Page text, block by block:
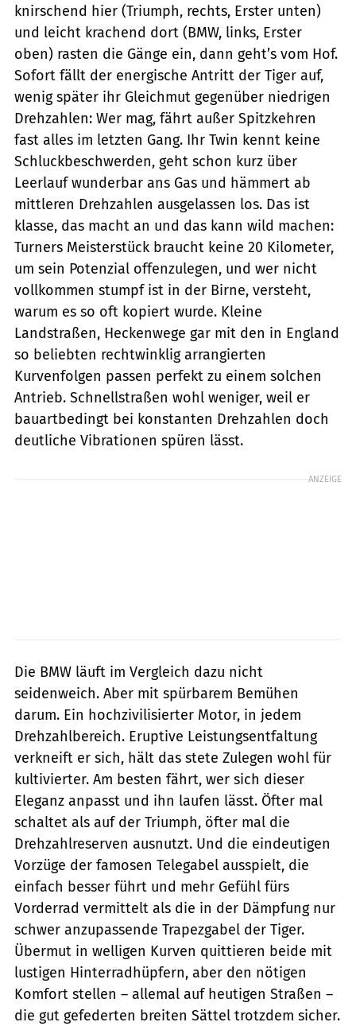
knirschend hier (Triumph, rechts, Erster unten)
und leicht krachend dort (BMW, links, Erster
oben) rasten die Gänge ein, dann geht’s vom Hof.
Sofort fällt der energische Antritt der Tiger auf,
wenig später ihr Gleichmut gegenüber niedrigen
Drehzahlen: Wer mag, fährt außer Spitzkehren
fast ­alles im letzten Gang. Ihr Twin kennt keine
Schluckbeschwerden, geht schon kurz über
Leerlauf wunderbar ans Gas und hämmert ab
mittleren Drehzahlen ausgelassen los. Das ist
klasse, das macht an und das kann wild machen:
Turners Meisterstück braucht keine 20 Kilometer,
um sein Potenzial offenzulegen, und wer nicht
vollkommen stumpf ist in der Birne, versteht,
warum es so oft kopiert wurde. Kleine
Landstraßen, Heckenwege gar mit den in England
so beliebten rechtwinklig arrangierten
Kurvenfolgen passen perfekt zu einem solchen
Antrieb. Schnellstraßen wohl weniger, weil er
bauartbedingt bei konstanten Drehzahlen doch
deutliche Vibrationen spüren lässt.
ANZEIGE
Die BMW läuft im Vergleich dazu nicht
seidenweich. Aber mit spürbarem Be­mühen
darum. Ein hochzivilisierter Motor, in jedem
Drehzahlbereich. Eruptive Leistungsentfaltung
verkneift er sich, hält das stete Zulegen wohl für
kultivierter. Am besten fährt, wer sich dieser
Eleganz anpasst und ihn laufen lässt. Öfter mal
schaltet als auf der Triumph, öfter mal die
Drehzahlreserven ausnutzt. Und die eindeutigen
Vorzüge der famosen Telegabel ausspielt, die
einfach besser führt und mehr Gefühl fürs
Vorderrad vermittelt als die in der Dämpfung nur
schwer anzupassende Trapezgabel der Tiger.
Übermut in welligen Kurven quittieren beide mit
lustigen Hinterradhüpfern, aber den nötigen
Komfort stellen – allemal auf heutigen Straßen –
die gut gefederten breiten Sättel trotzdem sicher.